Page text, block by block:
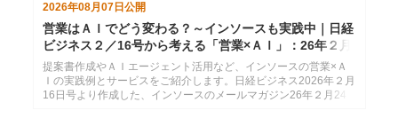
2026年08月07日公開
営業はＡＩでどう変わる？～インソースも実践中｜日経
ビジネス２／16号から考える「営業×ＡＩ」：26年２月
24日配信
提案書作成やＡＩエージェント活用など、インソースの営業×Ａ
Ｉの実践例とサービスをご紹介します。日経ビジネス2026年２月
16日号より作成した、インソースのメールマガジン26年２月24